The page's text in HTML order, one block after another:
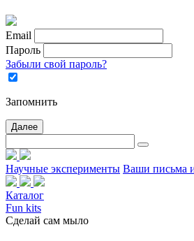
Email
Пароль
Забыли свой пароль?
Запомнить
Далее
Научные эксперименты Ваши письма
Каталог
Fun kits
Сделай сам мыло